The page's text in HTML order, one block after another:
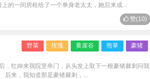
的一间房租给了一个单身老太太，她后来成...
赞(10)
野菜 玫瑰 黄崖谷 熊掌 豪猪
，红婶来我院里串门，从头发上取下一根豪猪棘刺问我
后来，我知道那是豪猪棘刺，...